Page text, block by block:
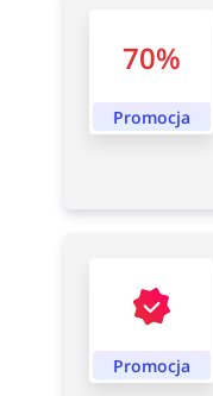
70%
Promocja
Promocja